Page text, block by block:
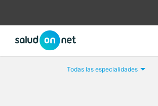
Todas las especialidades